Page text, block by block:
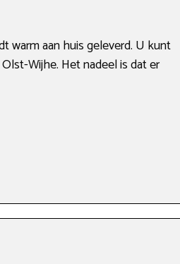
warm aan huis geleverd. U kunt
Wijhe. Het nadeel is dat er